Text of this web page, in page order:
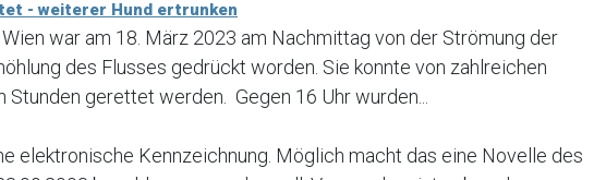
- weiterer Hund ertrunken
war am 18. März 2023 am Nachmittag von der Strömung der
des Flusses gedrückt worden. Sie konnte von zahlreichen
gerettet werden. Gegen 16 Uhr wurden...
elektronische Kennzeichnung. Möglich macht das eine Novelle des